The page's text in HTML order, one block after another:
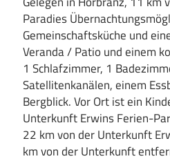
Paradies
Gemeinschaftsküche und
Veranda / Patio und einem
1 Schlafzimmer, 1
Satellitenkanälen, einem
Bergblick. Vor Ort ist ein
Unterkunft Erwins Ferien-
22 km von der Unterkunft
km von der Unterkunft